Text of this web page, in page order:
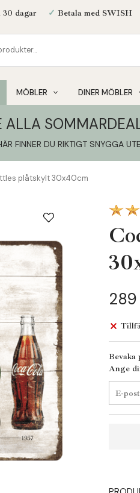
30 dagar ✓ Betala med SWISH
MÖBLER DINER MÖBLER
ALLA
FINNER DU RIKTIGT SNYGGA
plåtskylt 30x40cm
Bevaka
Ange